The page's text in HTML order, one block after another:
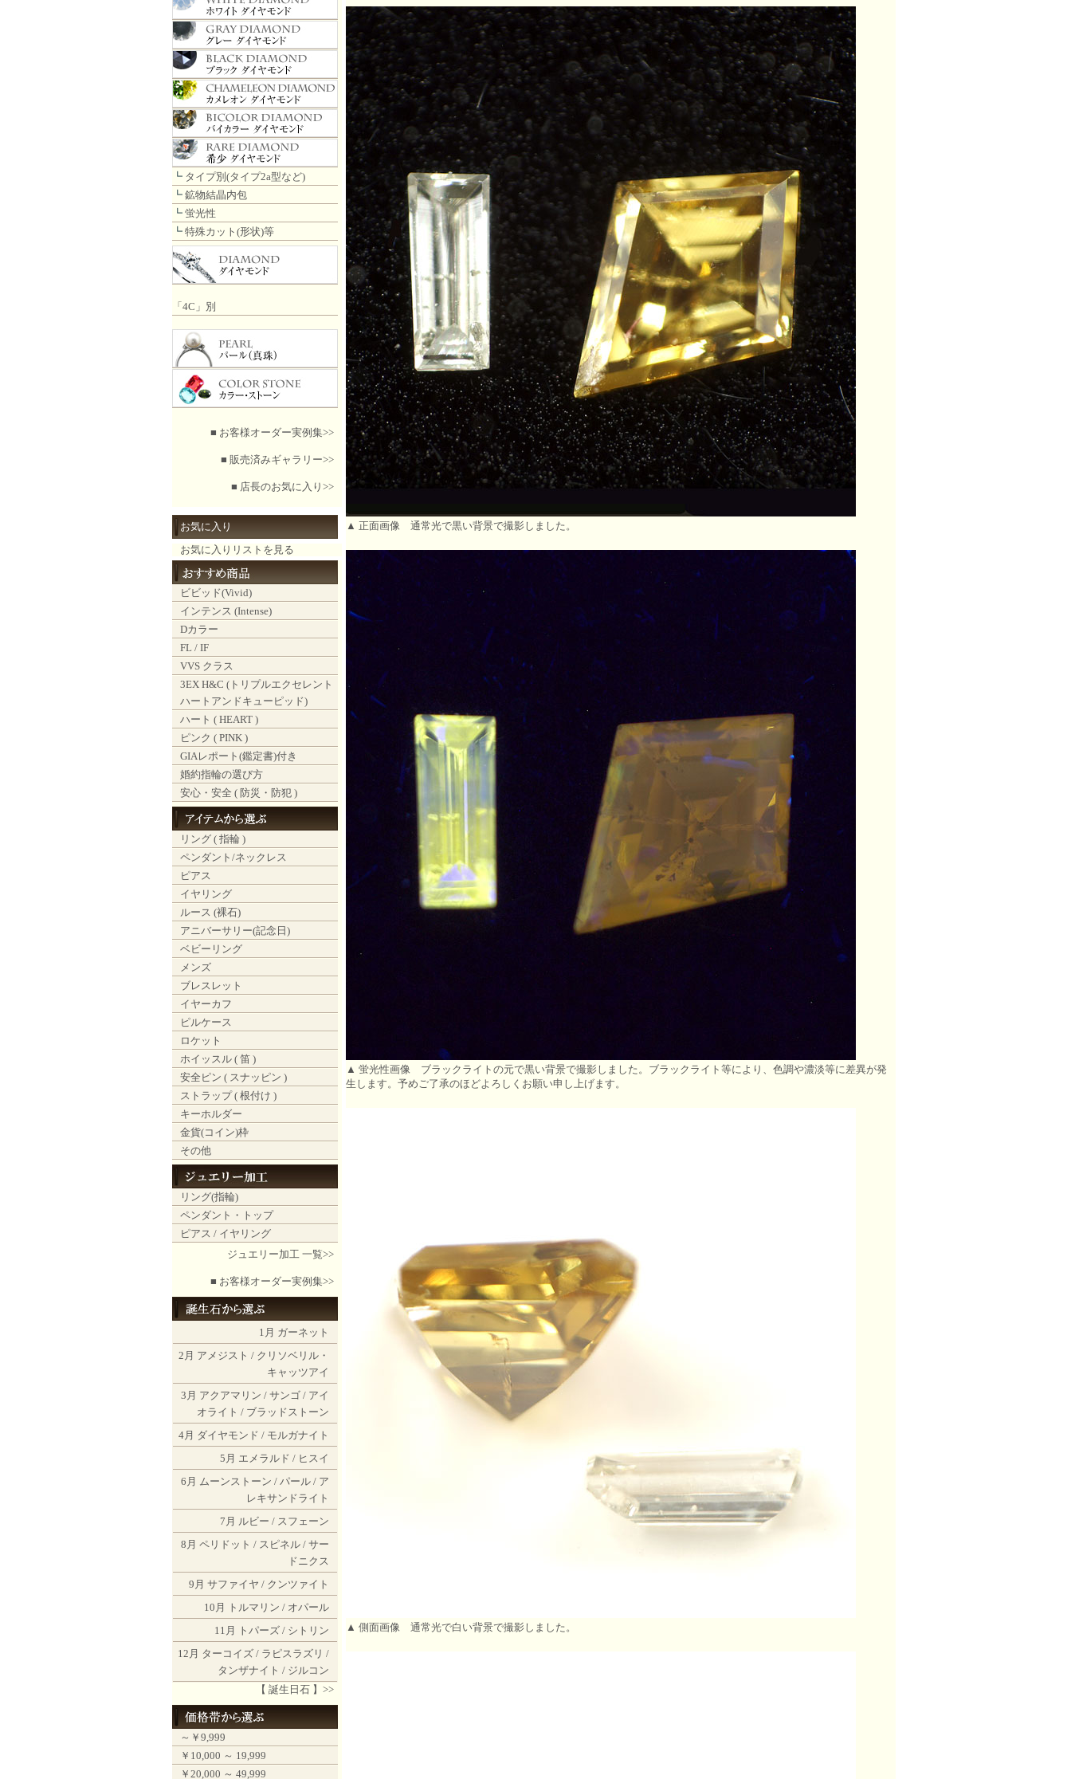
┗ タイプ別(タイプ2a型など)
┗ 鉱物結晶内包
┗ 蛍光性
┗ 特殊カット(形状)等
「4C」別
■ お客様オーダー実例集>>
■ 販売済みギャラリー>>
■ 店長のお気に入り>>
お気に入り
お気に入りリストを見る
ビビッド(Vivid)
インテンス (Intense)
Dカラー
FL / IF
VVS クラス
3EX H&C (トリプルエクセレント
ハートアンドキューピッド)
ハート ( HEART )
ピンク ( PINK )
GIAレポート(鑑定書)付き
婚約指輪の選び方
安心・安全 ( 防災・防犯 )
リング ( 指輪 )
ペンダント/ネックレス
ピアス
イヤリング
ルース (裸石)
アニバーサリー(記念日)
ベビーリング
メンズ
ブレスレット
イヤーカフ
ピルケース
ロケット
ホイッスル ( 笛 )
安全ピン ( スナッピン )
ストラップ ( 根付け )
キーホルダー
金貨(コイン)枠
その他
リング(指輪)
ペンダント・トップ
ピアス / イヤリング
ジュエリー加工 一覧>>
■ お客様オーダー実例集>>
1月 ガーネット
2月 アメジスト / クリソベリル・
キャッツアイ
3月 アクアマリン / サンゴ/ アイ
オライト / ブラッドストーン
4月 ダイヤモンド / モルガナイト
5月 エメラルド / ヒスイ
6月 ムーンストーン / パール/ ア
レキサンドライト
7月 ルビー / スフェーン
8月 ペリドット / スピネル/ サー
ドニクス
9月 サファイヤ / クンツァイト
10月
トルマリン / オパール
11月
トパーズ/ シトリン
12月 ターコイズ/ ラピスラズリ /
タンザナイト / ジルコン
【 誕生日石 】>>
～￥9,999
￥10,000 ～ 19,999
￥20,000 ～ 49,999
▲ 正面画像 通常光で黒い背景で撮影しました。
▲ 蛍光性画像 ブラックライトの元で黒い背景で撮影しました。ブラックライト等により、色調や濃淡等に差異が発
生します。予めご了承のほどよろしくお願い申し上げます。
▲ 側面画像 通常光で白い背景で撮影しました。